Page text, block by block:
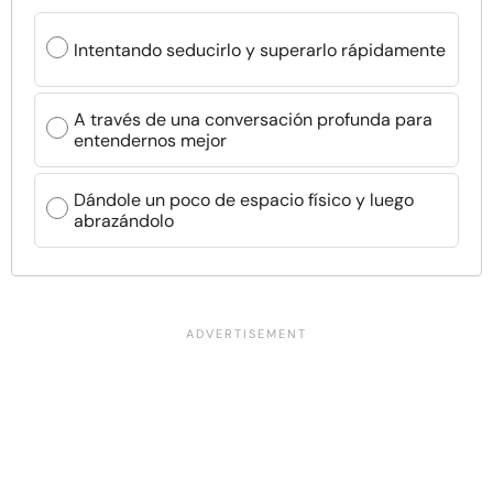
Intentando seducirlo y superarlo rápidamente
A través de una conversación profunda para
entendernos mejor
Dándole un poco de espacio físico y luego
abrazándolo